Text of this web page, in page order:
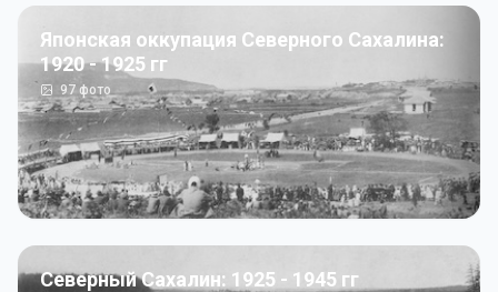
Японская оккупация Северного Сахалина:
1920 - 1925 гг
97 фото
Северный Сахалин: 1925 - 1945 гг